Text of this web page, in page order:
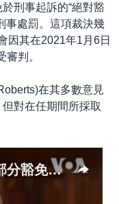
刑事起訴的“絕對豁
事處罰。這項裁決幾
因其在2021年1月6日
判。
在其多數意見
對在任期間所採取
美國最高院裁定特朗普享部分豁免權 拜登批開創“危險先例”